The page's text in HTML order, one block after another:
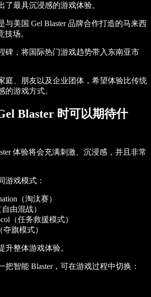
了最具沉浸感的游戏体验。
与美国 Gel Blaster 品牌合作打造的马来西
技场。
碑，将国际热门游戏趋势带入东南亚市
庭、朋友以及企业团体，希望体验比传统
的游戏方式。
Blaster 时可以期待什
体验将会充满刺激、沉浸感，并且非常
游戏模式：
（淘汰赛）
由混战）
（任务救援模式）
夺旗模式）
升整体游戏体验。
把智能 Blaster，可在游戏过程中切换：